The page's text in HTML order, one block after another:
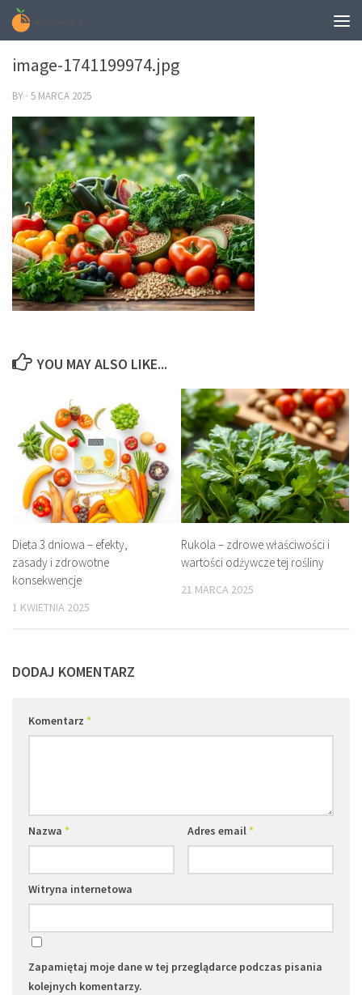
0
image-1741199974.jpg
BY · 5 MARCA 2025
YOU MAY ALSO LIKE...
Dieta 3 dniowa – efekty,
zasady i zdrowotne
konsekwencje
1 KWIETNIA 2025
Rukola – zdrowe właściwości i
wartości odżywcze tej rośliny
21 MARCA 2025
DODAJ KOMENTARZ
Komentarz *
Nazwa * Adres email*
Witryna internetowa
Zapamiętaj moje dane w tej przeglądarce podczas pisania
kolejnych komentarzy.